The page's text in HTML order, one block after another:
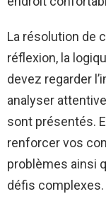
La résolution de
réflexion, la
devez regarder
analyser
sont présentés.
renforcer vos
problèmes ainsi
défis complexes.